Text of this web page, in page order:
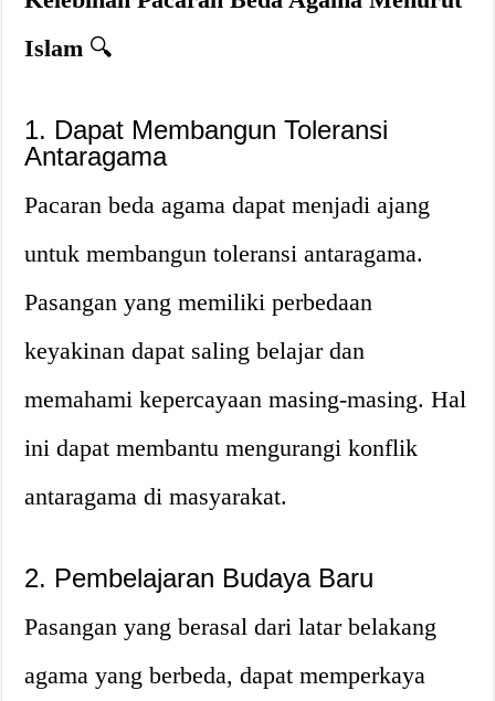
Islam 🔍
1. Dapat Membangun Toleransi
Antaragama
Pacaran beda agama dapat menjadi ajang
untuk membangun toleransi antaragama.
Pasangan yang memiliki perbedaan
keyakinan dapat saling belajar dan
memahami kepercayaan masing-masing. Hal
ini dapat membantu mengurangi konflik
antaragama di masyarakat.
2. Pembelajaran Budaya Baru
Pasangan yang berasal dari latar belakang
agama yang berbeda, dapat memperkaya